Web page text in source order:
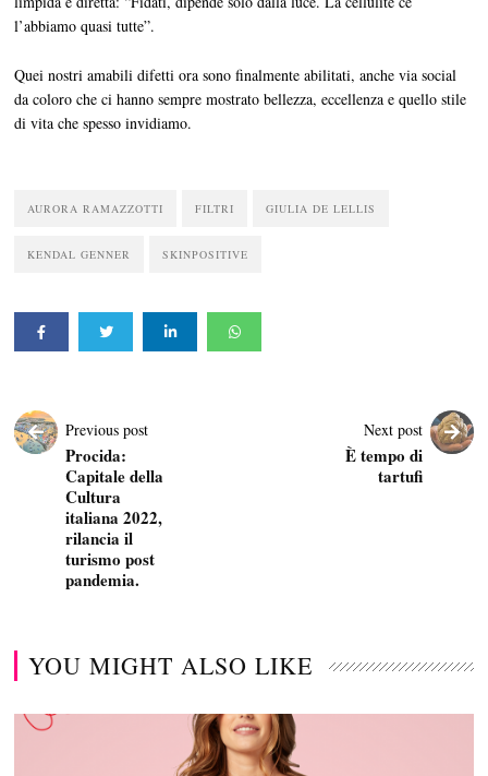
l’abbiamo quasi tutte”.
Quei nostri amabili difetti ora sono finalmente abilitati, anche via social
da coloro che ci hanno sempre mostrato bellezza, eccellenza e quello stile
di vita che spesso invidiamo.
AURORA RAMAZZOTTI FILTRI GIULIA DE LELLIS
KENDAL GENNER SKINPOSITIVE
Previous post
Procida:
Capitale della
Cultura
italiana 2022,
rilancia il
turismo post
pandemia.
Next post
È tempo di
tartufi
YOU MIGHT ALSO LIKE